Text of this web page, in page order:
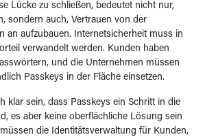
Lücke zu schließen, bedeutet nicht nur,
sondern auch, Vertrauen von der
an aufzubauen. Internetsicherheit muss in
verwandelt werden. Kunden haben
und die Unternehmen müssen
Passkeys in der Fläche einsetzen.
klar sein, dass Passkeys ein Schritt in die
es aber keine oberflächliche Lösung sein
die Identitätsverwaltung für Kunden,